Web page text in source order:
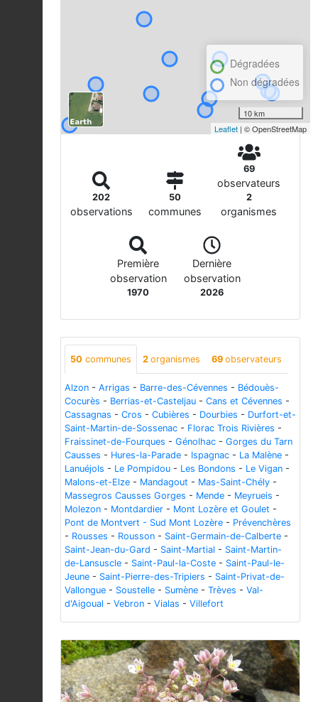
Dégradées
Non dégradées
10 km
Leaflet | © OpenStreetMap
202
observations
50
communes
69
observateurs
2
organismes
Première
observation
1970
Dernière
observation
2026
50 communes 2 organismes 69 observateurs
Alzon - Arrigas - Barre-des-Cévennes - Bédouès-
Cocurès - Berrias-et-Casteljau - Cans et Cévennes -
Cassagnas - Cros - Cubières - Dourbies - Durfort-et-
Saint-Martin-de-Sossenac - Florac Trois Rivières -
Fraissinet-de-Fourques - Génolhac - Gorges du Tarn
Causses - Hures-la-Parade - Ispagnac - La Malène -
Lanuéjols - Le Pompidou - Les Bondons - Le Vigan -
Malons-et-Elze - Mandagout - Mas-Saint-Chély -
Massegros Causses Gorges - Mende - Meyrueis -
Molezon - Montdardier - Mont Lozère et Goulet -
Pont de Montvert - Sud Mont Lozère - Prévenchères
- Rousses - Rousson - Saint-Germain-de-Calberte -
Saint-Jean-du-Gard - Saint-Martial - Saint-Martin-
de-Lansuscle - Saint-Paul-la-Coste - Saint-Paul-le-
Jeune - Saint-Pierre-des-Tripiers - Saint-Privat-de-
Vallongue - Soustelle - Sumène - Trèves - Val-
d'Aigoual - Vebron - Vialas - Villefort